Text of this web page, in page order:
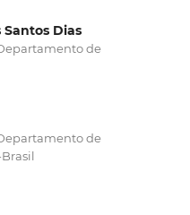
Dias
de
de